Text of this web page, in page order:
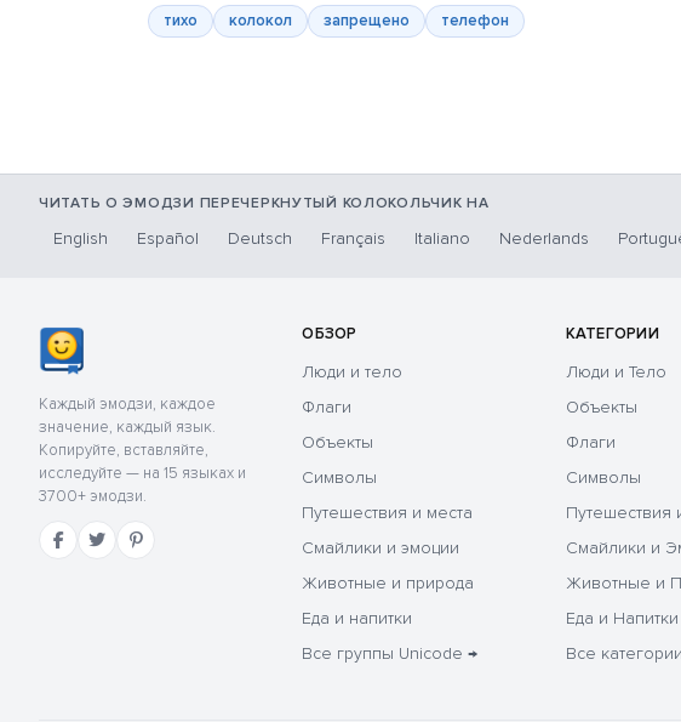
тихо
колокол запрещено телефон
ЧИТАТЬ О ЭМОДЗИ ПЕРЕЧЕРКНУТЫЙ КОЛОКОЛЬЧИК НА
English Español Deutsch Français Italiano Nederlands
Каждый эмодзи, каждое
значение, каждый язык.
Копируйте, вставляйте,
исследуйте — на 15 языках и
3700+ эмодзи.
ОБЗОР
Люди и тело
Флаги
Объекты
Символы
Путешествия и места
Смайлики и эмоции
Животные и природа
Еда и напитки
Все группы Unicode →
КАТЕГОРИИ
Люди и Тело
Объекты
Флаги
Символы
Путешествия
Смайлики и
Животные и
Еда и Напитки
Все